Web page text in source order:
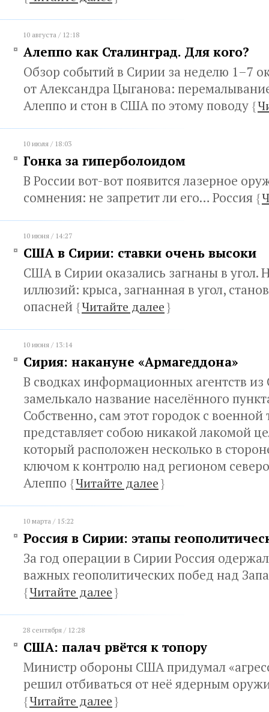
10 августа / 12:18
Алеппо как Сталинград. Для кого?
Обзор событий в Сирии за неделю 1–7
от Александра Цыганова:
Алеппо и стон в США по этому поводу {
10 июля / 18:03
Гонка за гиперболоидом
В России вот-вот появится лазерное
сомнения: не запретит ли его… Россия {
10 июня / 14:27
США в Сирии: ставки очень высоки
США в Сирии оказались загнаны в угол.
иллюзий: крыса, загнанная в угол,
опасней {Читайте далее}
10 июня / 13:14
Сирия: накануне «Армагеддона»
В сводках информационных агентств
замелькало название населённого
Собственно, сам этот городок с
представляет собою никакой лакомой
который расположен несколько в
ключом к контролю над регионом
Алеппо {Читайте далее}
10 марта / 15:22
Россия в Сирии: этапы
За год операции в Сирии Россия
важных геополитических побед над
{Читайте далее}
28 сентября / 12:28
США: палач рвётся к топору
Министр обороны США придумал
решил отбиваться от неё ядерным
{Читайте далее}